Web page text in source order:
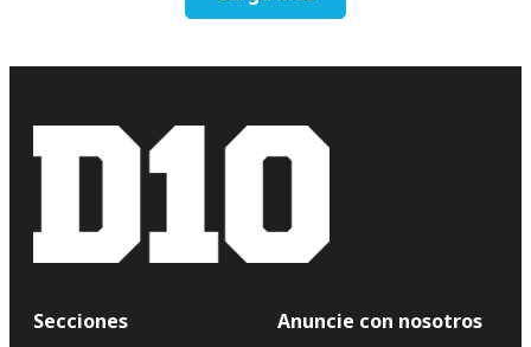
Secciones
Anuncie con nosotros